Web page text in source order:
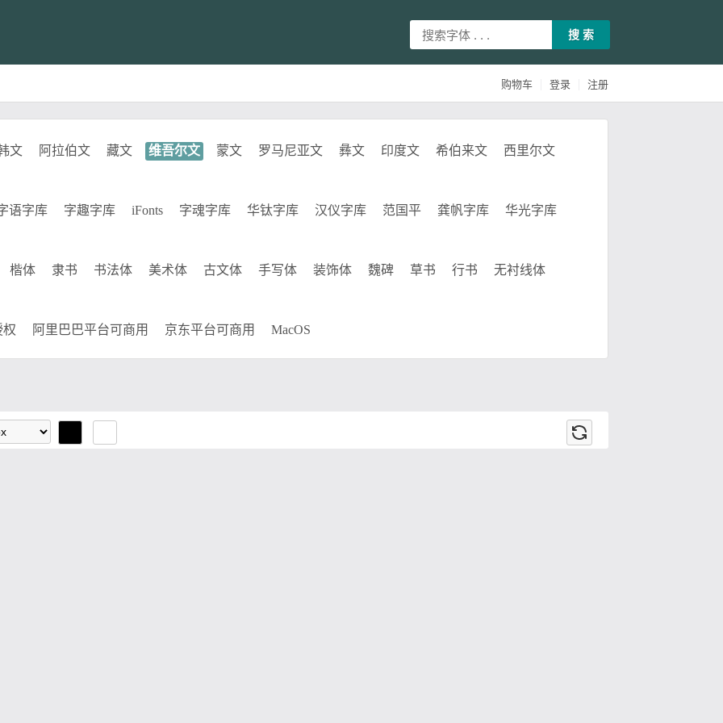
搜 索
购物车 登录 注册
文 阿拉伯文 藏文 维吾尔文 蒙文 罗马尼亚文 彝文 印度文 希伯来文 西里尔文
语字库 字趣字库 iFonts 字魂字库 华钛字库 汉仪字库 范国平 龚帆字库 华光字库
楷体 隶书 书法体 美术体 古文体 手写体 装饰体 魏碑 草书 行书 无衬线体
权 阿里巴巴平台可商用 京东平台可商用 MacOS